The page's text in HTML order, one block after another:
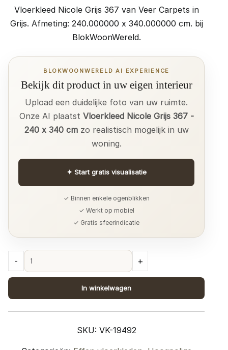
Vloerkleed Nicole Grijs 367 van Veer Carpets in
Grijs. Afmeting: 240.000000 x 340.000000 cm. bij
BlokWoonWereld.
BLOKWOONWERELD AI EXPERIENCE
Bekijk dit product in uw eigen interieur
Upload een duidelijke foto van uw ruimte.
Onze AI plaatst Vloerkleed Nicole Grijs 367 -
240 x 340 cmzo realistisch mogelijk in uw
woning.
✦ Start gratis visualisatie
✓ Binnen enkele ogenblikken
✓ Werkt op mobiel
✓ Gratis sfeerindicatie
Grijs
367
x
- +
In winkelwagen
SKU: VK-19492